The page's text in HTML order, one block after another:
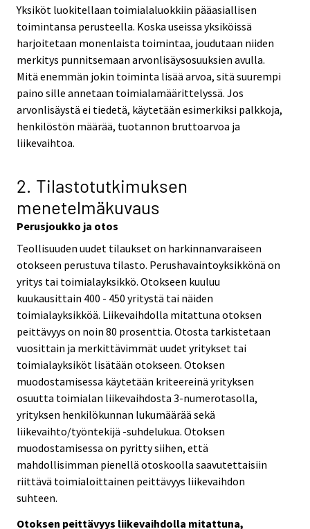
Yksiköt luokitellaan toimialaluokkiin pääasiallisen
toimintansa perusteella. Koska useissa yksiköissä
harjoitetaan monenlaista toimintaa, joudutaan niiden
merkitys punnitsemaan arvonlisäysosuuksien avulla.
Mitä enemmän jokin toiminta lisää arvoa, sitä suurempi
paino sille annetaan toimialamäärittelyssä. Jos
arvonlisäystä ei tiedetä, käytetään esimerkiksi palkkoja,
henkilöstön määrää, tuotannon bruttoarvoa ja
liikevaihtoa.
2. Tilastotutkimuksen
menetelmäkuvaus
Perusjoukko ja otos
Teollisuuden uudet tilaukset on harkinnanvaraiseen
otokseen perustuva tilasto. Perushavaintoyksikkönä on
yritys tai toimialayksikkö. Otokseen kuuluu
kuukausittain 400 - 450 yritystä tai näiden
toimialayksikköä. Liikevaihdolla mitattuna otoksen
peittävyys on noin 80 prosenttia. Otosta tarkistetaan
vuosittain ja merkittävimmät uudet yritykset tai
toimialayksiköt lisätään otokseen. Otoksen
muodostamisessa käytetään kriteereinä yrityksen
osuutta toimialan liikevaihdosta 3-numerotasolla,
yrityksen henkilökunnan lukumäärää sekä
liikevaihto/työntekijä -suhdelukua. Otoksen
muodostamisessa on pyritty siihen, että
mahdollisimman pienellä otoskoolla saavutettaisiin
riittävä toimialoittainen peittävyys liikevaihdon
suhteen.
Otoksen peittävyys liikevaihdolla mitattuna,